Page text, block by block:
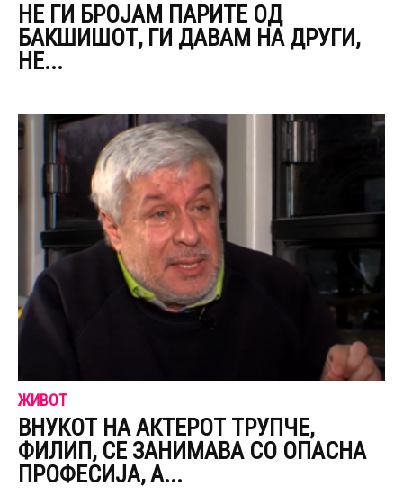
НЕ ГИ БРОЈАМ ПАРИТЕ ОД
БАКШИШОТ, ГИ ДАВАМ НА ДРУГИ,
НЕ...
ЖИВОТ
ВНУКОТ НА АКТЕРОТ ТРУПЧЕ,
ФИЛИП, СЕ ЗАНИМАВА СО ОПАСНА
ПРОФЕСИЈА, А...